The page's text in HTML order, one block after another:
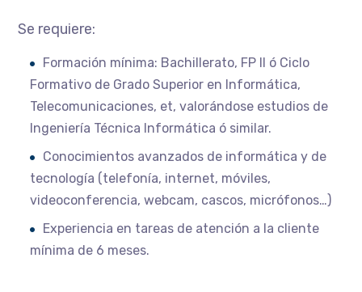
Se requiere:
Formación mínima: Bachillerato, FP II ó Ciclo
Formativo de Grado Superior en Informática,
Telecomunicaciones, et, valorándose estudios de
Ingeniería Técnica Informática ó similar.
Conocimientos avanzados de informática y de
tecnología (telefonía, internet, móviles,
videoconferencia, webcam, cascos, micrófonos…)
Experiencia en tareas de atención a la cliente
mínima de 6 meses.